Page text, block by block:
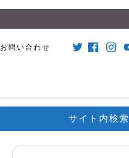
お問い合わせ
サイト内検索